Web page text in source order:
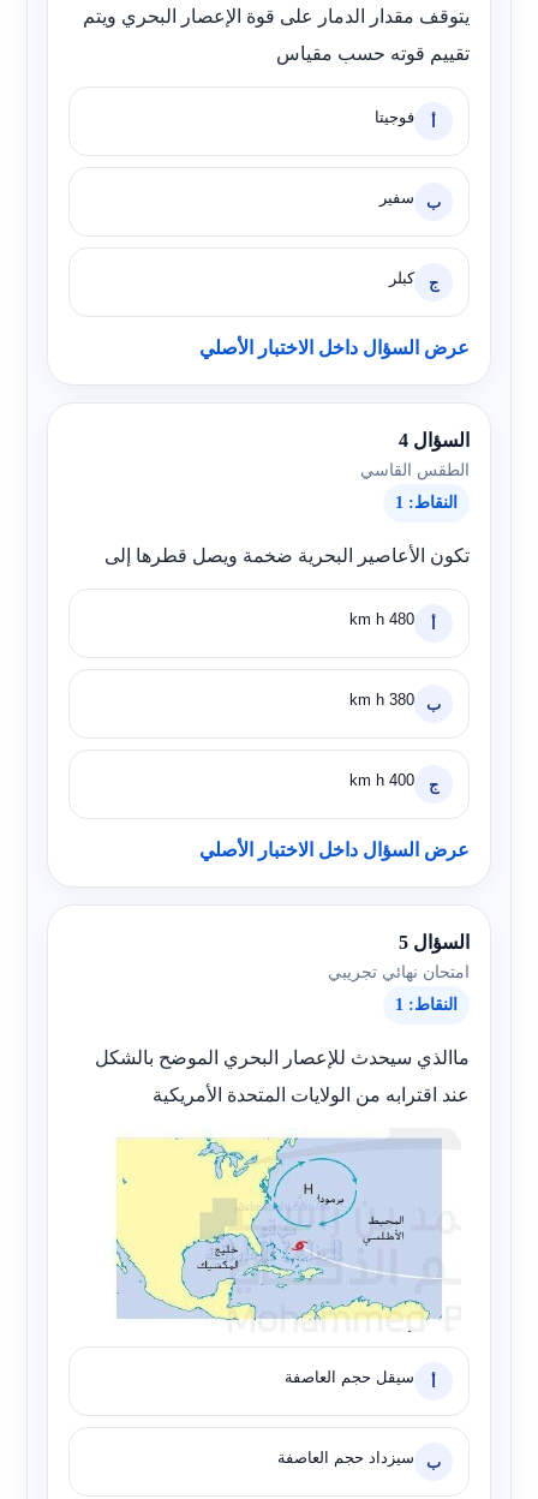
يتوقف مقدار الدمار على قوة الإعصار البحري ويتم
تقييم قوته حسب مقياس
أ فوجيتا
ب سفير
ج كبلر
عرض السؤال داخل الاختبار الأصلي
السؤال 4
الطقس القاسي
النقاط: 1
تكون الأعاصير البحرية ضخمة ويصل قطرها إلى
أ 480 km h
ب 380 km h
ج 400 km h
عرض السؤال داخل الاختبار الأصلي
السؤال 5
امتحان نهائي تجريبي
النقاط: 1
ماالذي سيحدث للإعصار البحري الموضح بالشكل
عند اقترابه من الولايات المتحدة الأمريكية
أ سيقل حجم العاصفة
ب سيزداد حجم العاصفة